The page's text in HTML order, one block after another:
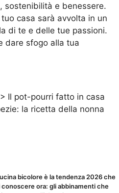
sostenibilità e benessere.
tuo casa sarà avvolta in un
di te e delle tue passioni.
dare sfogo alla tua
> Il pot-pourri fatto in casa
la ricetta della nonna
bicolore è la tendenza 2026 che
conoscere ora: gli abbinamenti che